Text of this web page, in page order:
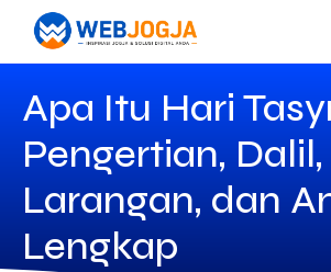
Apa Itu Hari
Pengertian, Dalil,
Larangan, dan
Lengkap